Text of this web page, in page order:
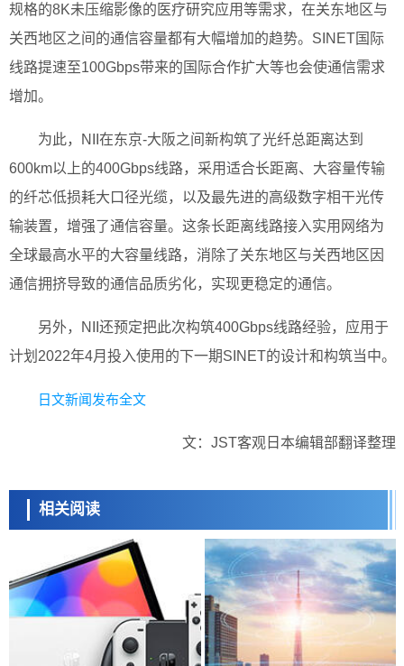
规格的8K未压缩影像的医疗研究应用等需求，在关东地区与
关西地区之间的通信容量都有大幅增加的趋势。SINET国际
线路提速至100Gbps带来的国际合作扩大等也会使通信需求
增加。
为此，NII在东京-大阪之间新构筑了光纤总距离达到
600km以上的400Gbps线路，采用适合长距离、大容量传输
的纤芯低损耗大口径光缆，以及最先进的高级数字相干光传
输装置，增强了通信容量。这条长距离线路接入实用网络为
全球最高水平的大容量线路，消除了关东地区与关西地区因
通信拥挤导致的通信品质劣化，实现更稳定的通信。
另外，NII还预定把此次构筑400Gbps线路经验，应用于
计划2022年4月投入使用的下一期SINET的设计和构筑当中。
日文新闻发布全文
文：JST客观日本编辑部翻译整理
相关阅读